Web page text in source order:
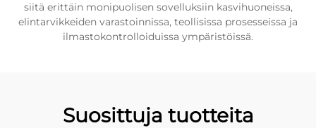
siitä erittäin monipuolisen sovelluksiin kasvihuoneissa,
elintarvikkeiden varastoinnissa, teollisissa prosesseissa ja
ilmastokontrolloiduissa ympäristöissä.
Suosittuja tuotteita